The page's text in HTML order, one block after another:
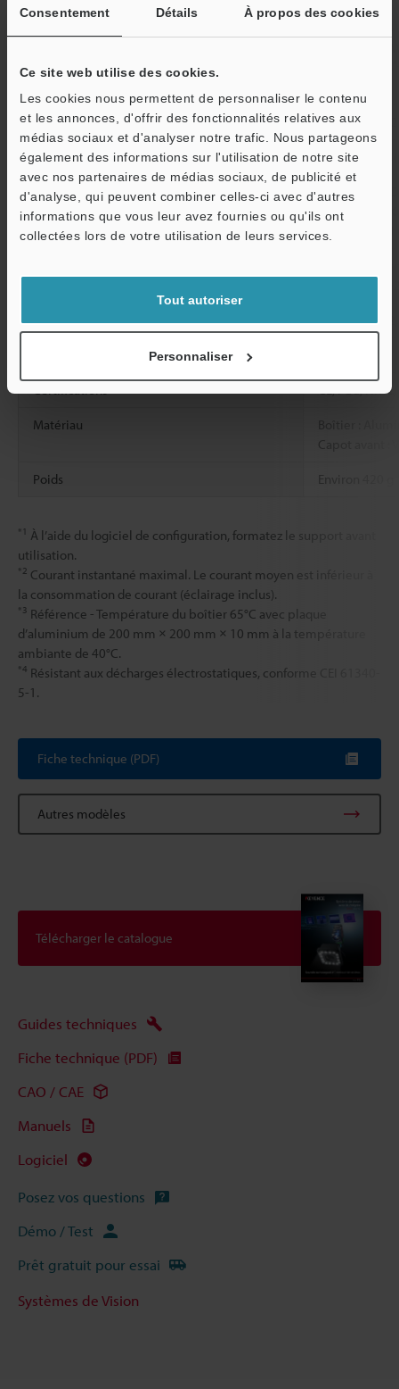
Consentement Détails À propos des cookies
Ce site web utilise des cookies.
Les cookies nous permettent de personnaliser le contenu
et les annonces, d'offrir des fonctionnalités relatives aux
médias sociaux et d'analyser notre trafic. Nous partageons
également des informations sur l'utilisation de notre site
avec nos partenaires de médias sociaux, de publicité et
d'analyse, qui peuvent combiner celles-ci avec d'autres
informations que vous leur avez fournies ou qu'ils ont
collectées lors de votre utilisation de leurs services.
Tout autoriser
Personnaliser
inclus)
courant (Avec CA-
Résistance à
l'environnement
Classe du boîtier IP67 (CEI
Humidité relative 85% HR max.
Résistance aux
vibrations
10 à 500 Hz ;
puissance :
0,5 heure
Dimensions (H × l × P) 93,2 mm ×
Température du boîtier
CE, FCC,
Matériau
Poids Environ 420 g
*1 À l’aide du logiciel de configuration, formatez le support avant
utilisation.
*2 Courant instantané maximal. Le courant moyen est inférieur à
la consommation de courant (éclairage inclus).
*3 Référence - Température du boîtier 65°C avec plaque
d’aluminium de 200 mm × 200 mm × 10 mm à la température
ambiante de 40°C.
*4 Résistant aux décharges électrostatiques, conforme CEI 61340-
5-1.
Fiche technique (PDF)
Autres modèles
Télécharger le catalogue
Guides techniques
Fiche technique (PDF)
CAO / CAE
Manuels
Logiciel
Posez vos questions
Démo / Test
Prêt gratuit pour essai
Systèmes de Vision